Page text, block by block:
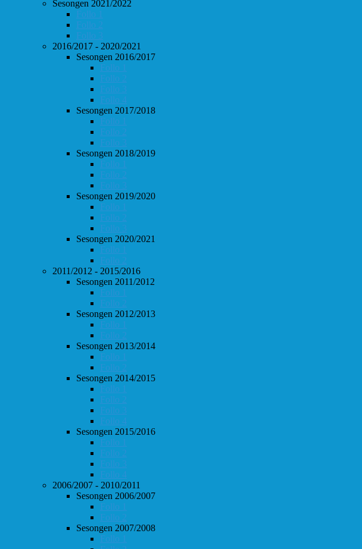
Sesongen 2021/2022
Follo 1
Follo 2
Follo 3
2016/2017 - 2020/2021
Sesongen 2016/2017
Follo 1
Follo 2
Follo 3
Follo 4
Sesongen 2017/2018
Follo 1
Follo 2
Follo 3
Sesongen 2018/2019
Follo 1
Follo 2
Follo 3
Sesongen 2019/2020
Follo 1
Follo 2
Follo 3
Sesongen 2020/2021
Follo 1
Follo 2
2011/2012 - 2015/2016
Sesongen 2011/2012
Follo 1
Follo 2
Sesongen 2012/2013
Follo 1
Follo 2
Sesongen 2013/2014
Follo 1
Follo 2
Sesongen 2014/2015
Follo 1
Follo 2
Follo 3
Follo 4
Sesongen 2015/2016
Follo 1
Follo 2
Follo 3
Follo 4
2006/2007 - 2010/2011
Sesongen 2006/2007
Follo 1
Follo 2
Sesongen 2007/2008
Follo 1